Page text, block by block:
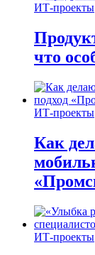
ИТ-проекты
что
ИТ-проекты
Как
ИТ-проекты